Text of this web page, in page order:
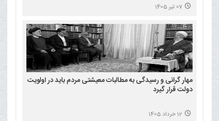
07 تیر 1405
مهار گرانی و رسیدگی به مطالبات معیشتی مردم باید در اولویت
دولت قرار گیرد
12 خرداد 1405